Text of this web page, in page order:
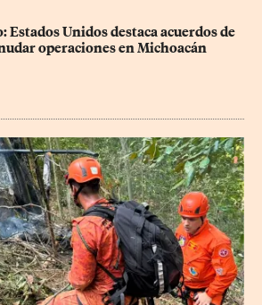
Estados Unidos destaca acuerdos de
operaciones en Michoacán